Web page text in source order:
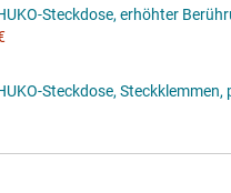
Steckdose, erhöhter
Steckdose,